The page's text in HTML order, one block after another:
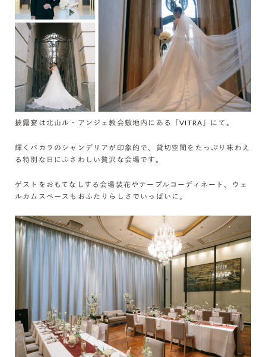
披露宴は北山ル・アンジェ教会敷地内にある「VITRA」にて。
輝くバカラのシャンデリアが印象的で、貸切空間をたっぷり味わえ
る特別な日にふさわしい贅沢な会場です。
ゲストをおもてなしする会場装花やテーブルコーディネート、ウェ
ルカムスペースもおふたりらしさでいっぱいに。